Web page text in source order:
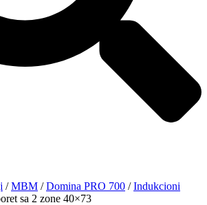
/MBM /Domina PRO 700 /Indukcioni
sa 2 zone 40×73